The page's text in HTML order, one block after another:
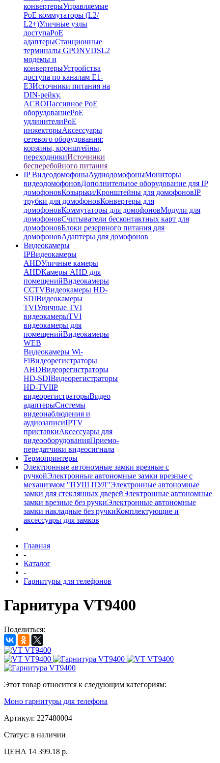
конвертерыУправляемые
PoE коммутаторы (L2/
L2+)Уличные узлы
доступаPoE
адаптерыСтанционные
терминалы GPONVDSL2
модемы и
конвертерыУстройства
доступа по каналам E1-
E3Источники питания на
DIN-рейку.
ACROПассивное PoE
оборудованиеPoE
удлинителиPoE
инжекторыАксессуары
сетевого оборудования:
корзины, кронштейны,
переходникиИсточники
бесперебойного питания
IP ВидеодомофоныАудиодомофоныМониторы
видеодомофоновДополнительное оборудование для IP
домофоновКозырьки/Кронштейны для домофоновIP
трубки для домофоновКонвертеры для
домофоновКоммутаторы для домофоновМодули для
домофоновСчитыватели бесконтактных карт для
домофоновБлоки резервного питания для
домофоновАдаптеры для домофонов
Видеокамеры
IPВидеокамеры
AHDУличные камеры
AHDКамеры AHD для
помещенийВидеокамеры
CCTVВидеокамеры HD-
SDIВидеокамеры
TVIУличные TVI
видеокамерыTVI
видеокамеры для
помещенийВидеокамеры
WEB
Видеокамеры Wi-
FiВидеорегистраторы
AHDВидеорегистраторы
HD-SDIВидеорегистраторы
HD-TVIIP
видеорегистраторыВидео
адаптерыСистемы
видеонаблюдения и
аудиозаписиIPTV
приставкиАксессуары для
видеооборудованияПриемо-
передатчики видеосигнала
Термопринтеры
Электронные автономные замки врезные с
ручкойЭлектронные автономные замки врезные с
механизмом "ПУШ ПУЛ"Электронные автономные
замки для стеклянных дверейЭлектронные автономные
замки врезные без ручкиЭлектронные автономные
замки накладные без ручкиКомплектующие и
аксессуары для замков
Главная
-
Каталог
-
Гарнитуры для телефонов
Гарнитура VT9400
Поделиться:
Этот товар относится к следующим категориям:
Моно гарнитуры для телефона
Артикул: 227480004
Статус: в наличии
ЦЕНА 14 399.18 р.